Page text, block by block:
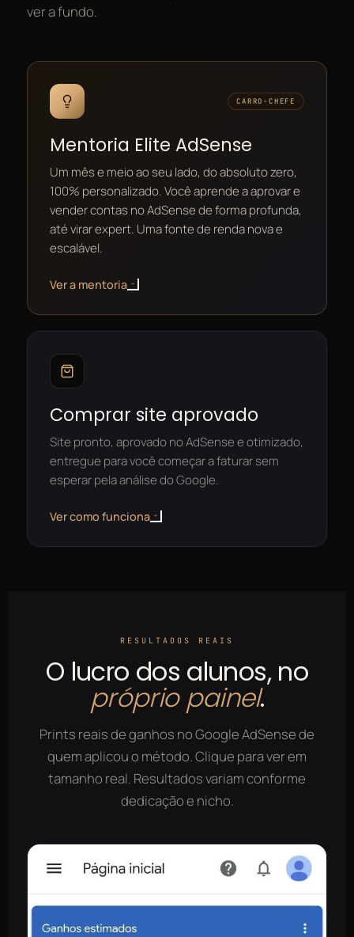
ver a fundo.
CARRO-CHEFE
Mentoria Elite AdSense
Um mês e meio ao seu lado, do absoluto zero,
100% personalizado. Você aprende a aprovar e
vender contas no AdSense de forma profunda,
até virar expert. Uma fonte de renda nova e
escalável.
Ver a mentoria
Comprar site aprovado
Site pronto, aprovado no AdSense e otimizado,
entregue para você começar a faturar sem
esperar pela análise do Google.
Ver como funciona
RESULTADOS REAIS
O lucro dos alunos, no
próprio painel.
Prints reais de ganhos no Google AdSense de
quem aplicou o método. Clique para ver em
tamanho real. Resultados variam conforme
dedicação e nicho.